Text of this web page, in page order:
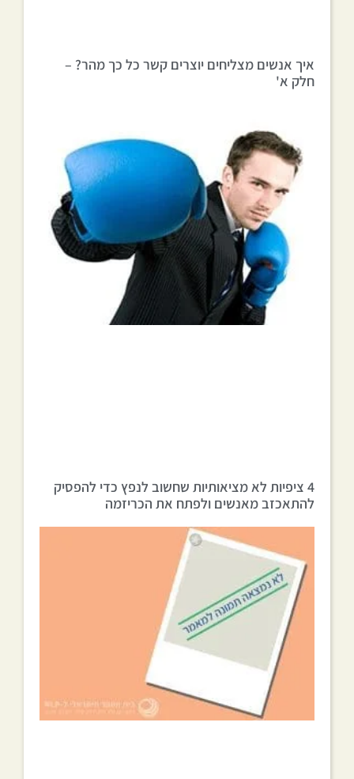
איך אנשים מצליחים יוצרים קשר כל כך מהר? –
חלק א'
4 ציפיות לא מציאותיות שחשוב לנפץ כדי להפסיק
להתאכזב מאנשים ולפתח את הכריזמה